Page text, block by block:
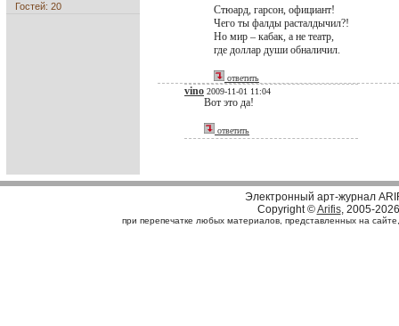
Гостей: 20
Стюард, гарсон, официант!
Чего ты фалды расталдычил?!
Но мир – кабак, а не театр,
где доллар души обналичил.
ответить
vino 2009-11-01 11:04
Вот это да!
ответить
Электронный арт-журнал
Copyright ©Arifis, 2005-2026
при перепечатке любых материалов, представленных на